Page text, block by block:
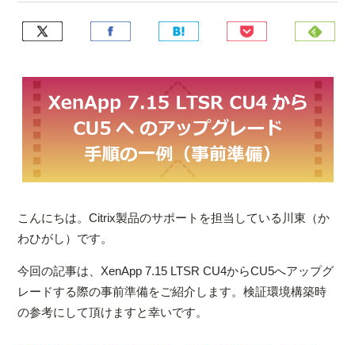
こんにちは。Citrix製品のサポートを担当している川東（か
わひがし）です。
今回の記事は、XenApp 7.15 LTSR CU4からCU5へアップグ
レードする際の事前準備をご紹介します。検証環境構築時
の参考にして頂けますと幸いです。